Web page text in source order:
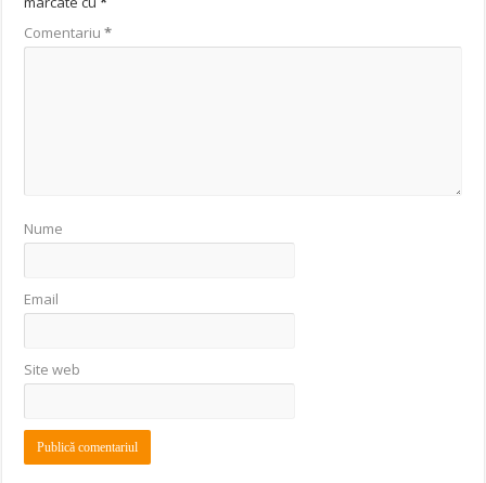
Comentariu*
Nume
Email
Site web